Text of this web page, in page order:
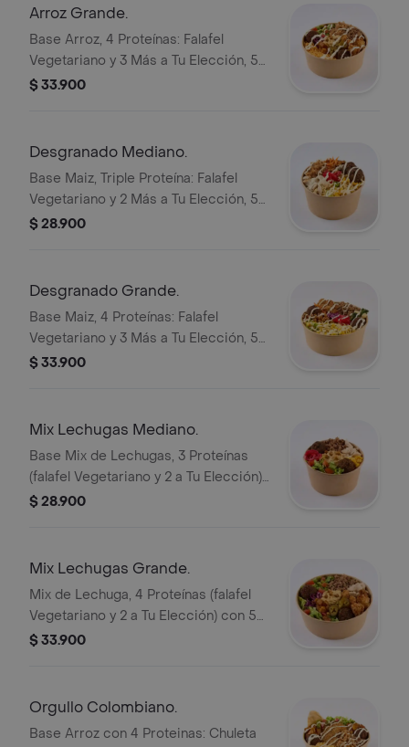
Arroz Grande.
Base Arroz, 4 Proteínas: Falafel
Vegetariano y 3 Más a Tu Elección, 5
Toppings, Pan, Mix de Lechugas,
$ 33.900
Desgranado Mediano.
Base Maiz, Triple Proteína: Falafel
Vegetariano y 2 Más a Tu Elección, 5
Toppings, Mix de Lechugas, Papa
$ 28.900
Desgranado Grande.
Base Maiz, 4 Proteínas: Falafel
Vegetariano y 3 Más a Tu Elección, 5
Toppings, Mix de Lechugas, Papa
Desgranado Mediano.
$ 33.900
Mix Lechugas Mediano.
Base Mix de Lechugas, 3 Proteínas
(falafel Vegetariano y 2 a Tu Elección)
con 5 Toppings, y Tomate.
$ 28.900
Mix Lechugas Grande.
Mix de Lechuga, 4 Proteínas (falafel
Vegetariano y 2 a Tu Elección) con 5
Toppings, y Tomate.
$ 33.900
Orgullo Colombiano.
Base Arroz con 4 Proteinas: Chuleta